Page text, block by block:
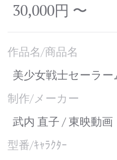
30,000円 〜
作品名/商品名
美少女戦士セーラ
制作/メーカー
武内 直子 / 東映動画
型番/ｷｬﾗｸﾀｰ